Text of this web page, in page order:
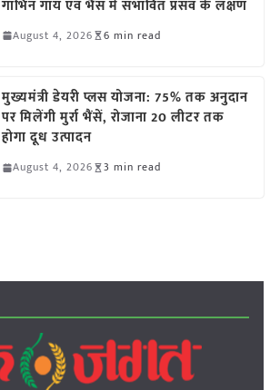
गाभिन गाय एवं भैंस में संभावित प्रसव के लक्षण
August 4, 2026 6 min read
मुख्यमंत्री डेयरी प्लस योजना: 75% तक अनुदान
पर मिलेंगी मुर्रा भैंसें, रोजाना 20 लीटर तक
होगा दूध उत्पादन
August 4, 2026 3 min read